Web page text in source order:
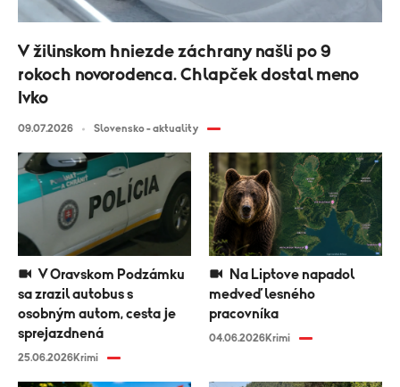
V žilinskom hniezde záchrany našli po 9
rokoch novorodenca. Chlapček dostal meno
Ivko
09.07.2026 Slovensko - aktuality
sa zrazil autobus s
osobným autom, cesta je
sprejazdnená
25.06.2026Krimi
medveď lesného
pracovníka
04.06.2026Krimi